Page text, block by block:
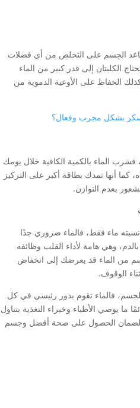
الجسم على التخلص من أي فضلات
الكليتان إلى قدر كبير من الماء
الحفاظ على الأوعية الدموية من
بشكل مجرب وفعال؟
الماء بالكمية الكافية خلال يومك
كما أنها تمدك بطاقة أكبر على التركيز
بعدم التوازن.
ماء فقط، فالماء ضروري جدًا
وهي هامة لأداء القلب وظائفه
من الماء قد يعرضك إلى انخفاض
الوقوف.
فالماء تقوم بدور رئيسي في كل
يوصي الأطباء وخبراء التغذية بتناول
لضمان الحصول على صحة أفضل وجسم